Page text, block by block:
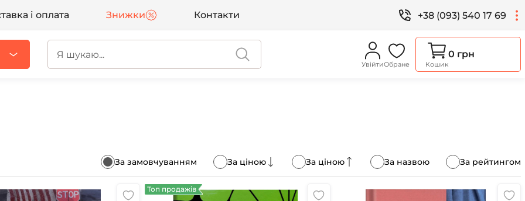
і оплата Знижки Контакти +38 (093) 540 17 69
УвійтиОбране Кошик
0 грн
За замовчуванням За ціною За ціною За назвою За рейтингом
Топ продажів